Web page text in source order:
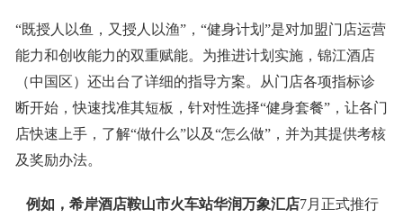
“既授人以鱼，又授人以渔”，“健身计划”是对加盟门店运营
能力和创收能力的双重赋能。为推进计划实施，锦江酒店
（中国区）还出台了详细的指导方案。从门店各项指标诊
断开始，快速找准其短板，针对性选择“健身套餐”，让各门
店快速上手，了解“做什么”以及“怎么做”，并为其提供考核
及奖励办法。
例如，希岸酒店鞍山市火车站华润万象汇店7月正式推行